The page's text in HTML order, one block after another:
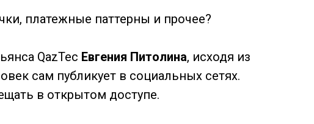
платежные паттерны и прочее?
QazTec Евгения Питолина, исходя из
сам публикует в социальных сетях.
в открытом доступе.